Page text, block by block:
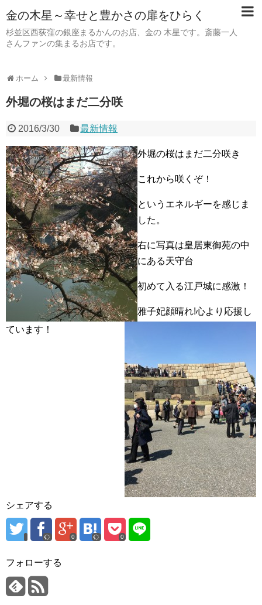
金の木星～幸せと豊かさの扉をひらく
杉並区西荻窪の銀座まるかんのお店、金の 木星です。斎藤一人
さんファンの集まるお店です。
ホーム 最新情報
外堀の桜はまだ二分咲
2016/3/30 最新情報
外堀の桜はまだ二分咲き
これから咲くぞ！
というエネルギーを感じま
した。
右に写真は皇居東御苑の中
にある天守台
初めて入る江戸城に感激！
雅子妃顔晴れ!心より応援し
ています！
シェアする
0 0
フォローする